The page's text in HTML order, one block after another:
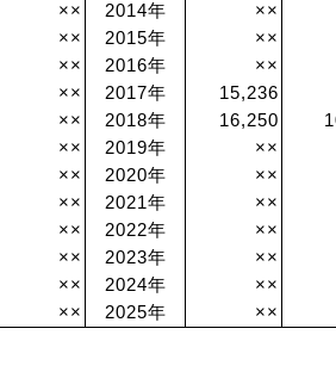
×× 2014年
××
×× 2015年
××
×× 2016年
××
×× 2017年
15,236
×× 2018年 16,250
×× 2019年
××
×× 2020年
××
×× 2021年
××
×× 2022年
××
×× 2023年
××
×× 2024年
××
×× 2025年 ××